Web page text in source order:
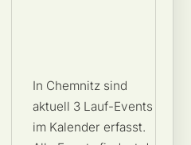
In Chemnitz sind
aktuell 3 Lauf-Events
im Kalender erfasst.